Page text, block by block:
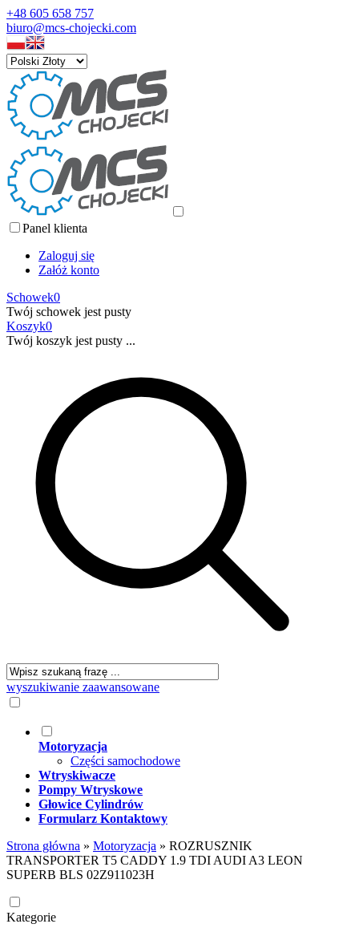
+48 605 658 757
biuro@mcs-chojecki.com
Panel klienta
Zaloguj się
Załóż konto
Schowek0
Twój schowek jest pusty
Koszyk0
Twój koszyk jest pusty ...
wyszukiwanie zaawansowane
Motoryzacja
Części samochodowe
Wtryskiwacze
Pompy Wtryskowe
Głowice Cylindrów
Formularz Kontaktowy
Strona główna » Motoryzacja » ROZRUSZNIK
TRANSPORTER T5 CADDY 1.9 TDI AUDI A3 LEON
SUPERB BLS 02Z911023H
Kategorie